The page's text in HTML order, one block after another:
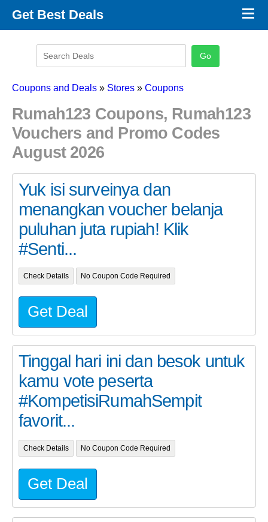
Get Best Deals
Promo Code Categories
×
Coupons and Deals » Stores » Coupons
Rumah123 Coupons, Rumah123
Vouchers and Promo Codes
August 2026
Yuk isi surveinya dan
menangkan voucher belanja
puluhan juta rupiah! Klik
#Senti...
Check Details No Coupon Code Required
Get Deal
Tinggal hari ini dan besok untuk
kamu vote peserta
#KompetisiRumahSempit
favorit...
Check Details No Coupon Code Required
Get Deal